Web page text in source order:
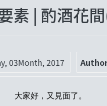
素 | 酌酒花
03Month, 2017
大家好，又見面了。